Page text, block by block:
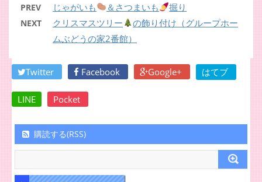
PREV じゃがいも ＆さつまいも 掘り
NEXT クリスマスツリー
の飾り付け（グループホー
ムぶどうの家2番館）
Twitter Facebook Google+ はてブ
LINE Pocket
購読する(RSS)